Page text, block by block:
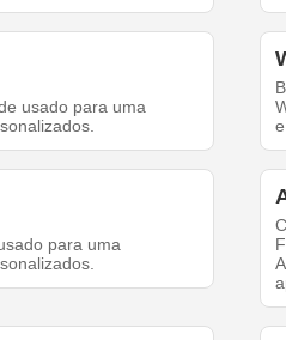
usado para uma
para uma